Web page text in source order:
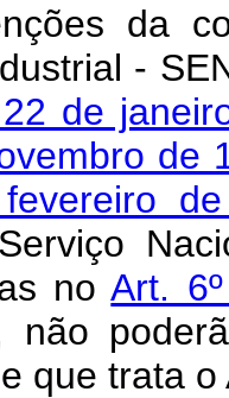
da
-
de
de
noArt.
não
que trata o